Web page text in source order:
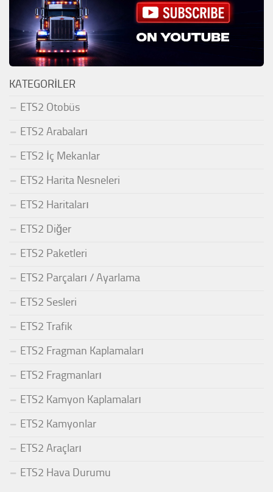
KATEGORILER
ETS2 Otobüs
ETS2 Arabaları
ETS2 İç Mekanlar
ETS2 Harita Nesneleri
ETS2 Haritaları
ETS2 Diğer
ETS2 Paketleri
ETS2 Parçaları / Ayarlama
ETS2 Sesleri
ETS2 Trafik
ETS2 Fragman Kaplamaları
ETS2 Fragmanları
ETS2 Kamyon Kaplamaları
ETS2 Kamyonlar
ETS2 Araçları
ETS2 Hava Durumu